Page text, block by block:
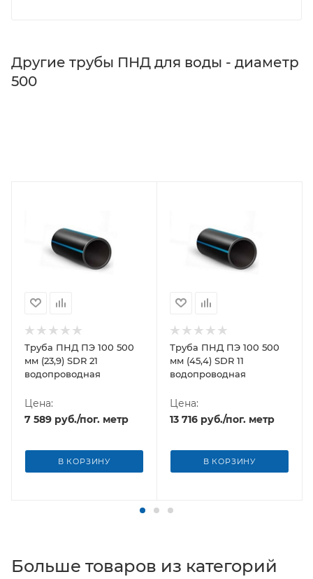
Другие трубы ПНД для воды - диаметр
500
Труба ПНД ПЭ 100 500
мм (23,9) SDR 21
водопроводная
Цена:
7 589 руб./пог. метр
В КОРЗИНУ
Труба ПНД ПЭ 100 500
мм (45,4) SDR 11
водопроводная
Цена:
13 716 руб./пог. метр
В КОРЗИНУ
Больше товаров из категорий